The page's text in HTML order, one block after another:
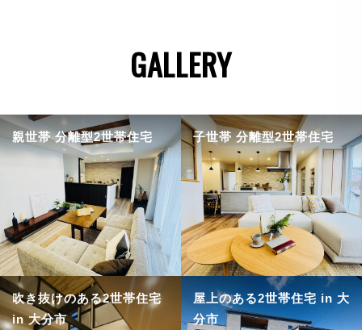
GALLERY
親世帯 分離型2世帯住宅 子世帯 分離型2世帯住宅
吹き抜けのある2世帯住宅
in 大分市
屋上のある2世帯住宅 in 大
分市